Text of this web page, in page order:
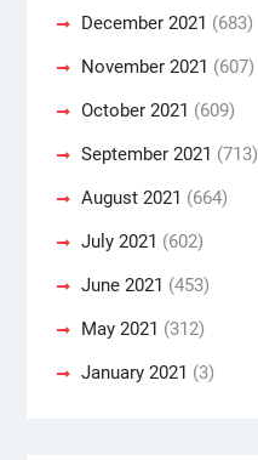
December 2021 (683)
November 2021 (607)
October 2021 (609)
September 2021 (713)
August 2021 (664)
July 2021 (602)
June 2021 (453)
May 2021 (312)
January 2021 (3)